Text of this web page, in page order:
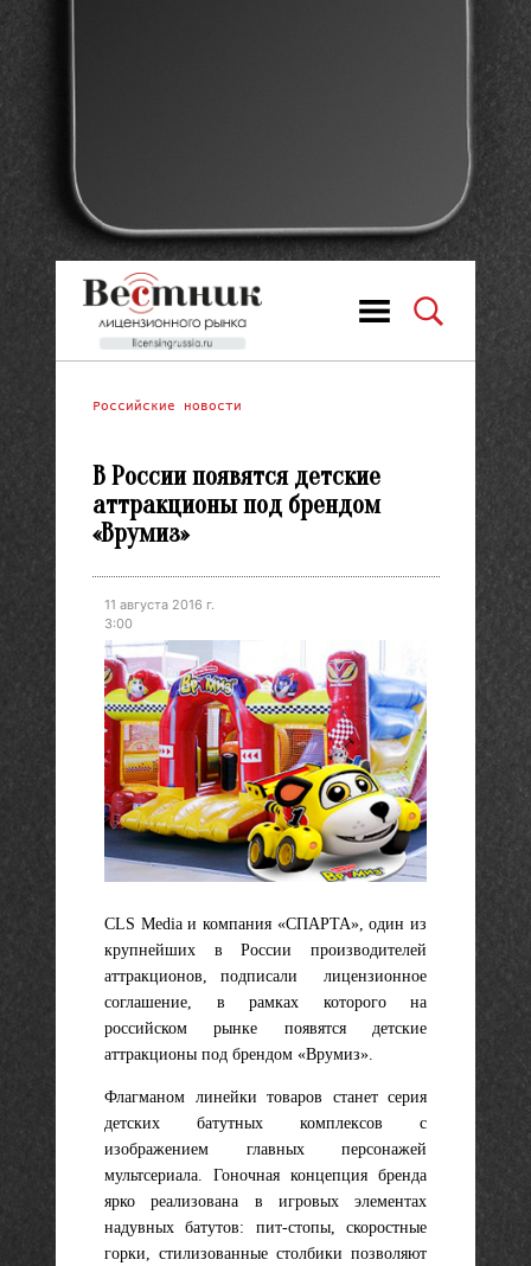
Российские новости
В России появятся детские
аттракционы под брендом
«Врумиз»
11 августа 2016 г.
3:00
CLS Media и компания «СПАРТА», один из
крупнейших в России производителей
аттракционов, подписали лицензионное
соглашение, в рамках которого на
российском рынке появятся детские
аттракционы под брендом «Врумиз».
Флагманом линейки товаров станет серия
детских батутных комплексов с
изображением главных персонажей
мультсериала. Гоночная концепция бренда
ярко реализована в игровых элементах
надувных батутов: пит-стопы, скоростные
горки, стилизованные столбики позволяют